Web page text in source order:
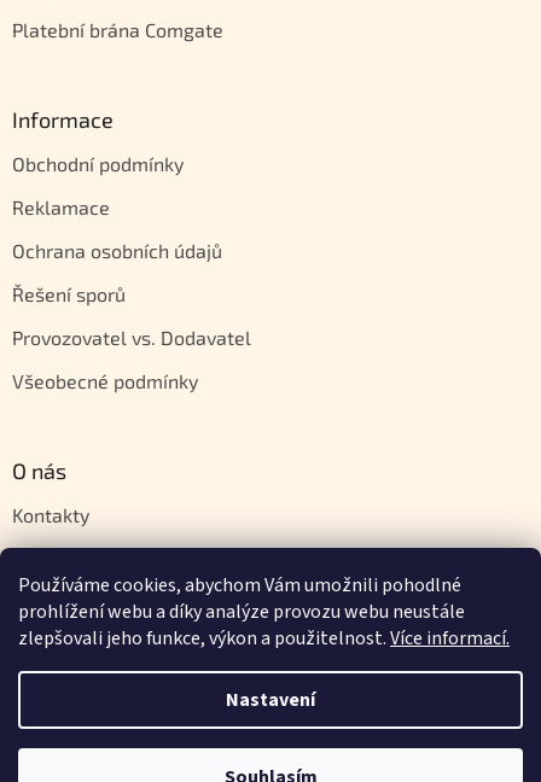
Používáme cookies, abychom Vám umožnili pohodlné
prohlížení webu a díky analýze provozu webu neustále
zlepšovali jeho funkce, výkon a použitelnost.Více informací.
Nastavení
Platební brána Comgate
Informace
Obchodní podmínky
Reklamace
Ochrana osobních údajů
Řešení sporů
Provozovatel vs. Dodavatel
Všeobecné podmínky
O nás
Kontakty
Napište nám
Vytvořil Shoptet